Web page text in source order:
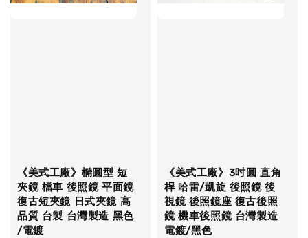
《美式工廠》橢圓型 短
夾鏡 檔車 後照鏡 平面鏡
復古短夾鏡 日式夾鏡 高
品質 台製 台灣製造 黑色
/電鍍
《美式工廠》3吋圓 直角
桿 哈雷/凱旋 後照鏡 後
視鏡 後照鏡座 復古後照
鏡 機車後照鏡 台灣製造
電鍍/黑色